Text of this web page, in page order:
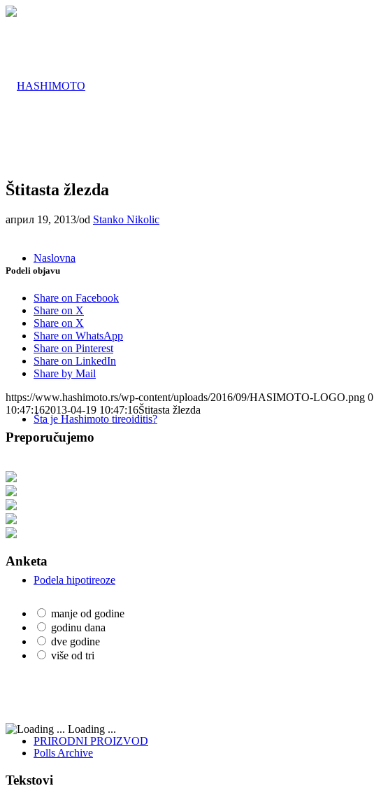
Naslovna
Šta je Hashimoto tireoiditis?
Podela hipotireoze
PRIRODNI PROIZVOD
Štitasta žlezda
април 19, 2013/od Stanko Nikolic
Podeli objavu
Share on Facebook
Share on X
Share on X
Share on WhatsApp
Share on Pinterest
Share on LinkedIn
Share by Mail
https://www.hashimoto.rs/wp-content/uploads/2016/09/HASIMOTO-LOGO.png 0
10:47:162013-04-19 10:47:16Štitasta žlezda
Preporučujemo
Anketa
manje od godine
godinu dana
dve godine
više od tri
Loading ...
Polls Archive
Tekstovi